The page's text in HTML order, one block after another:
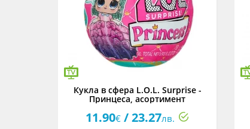
Кукла в сфера L.O.L. Surprise -
Принцеса, асортимент
11.90€ / 23.27лв.